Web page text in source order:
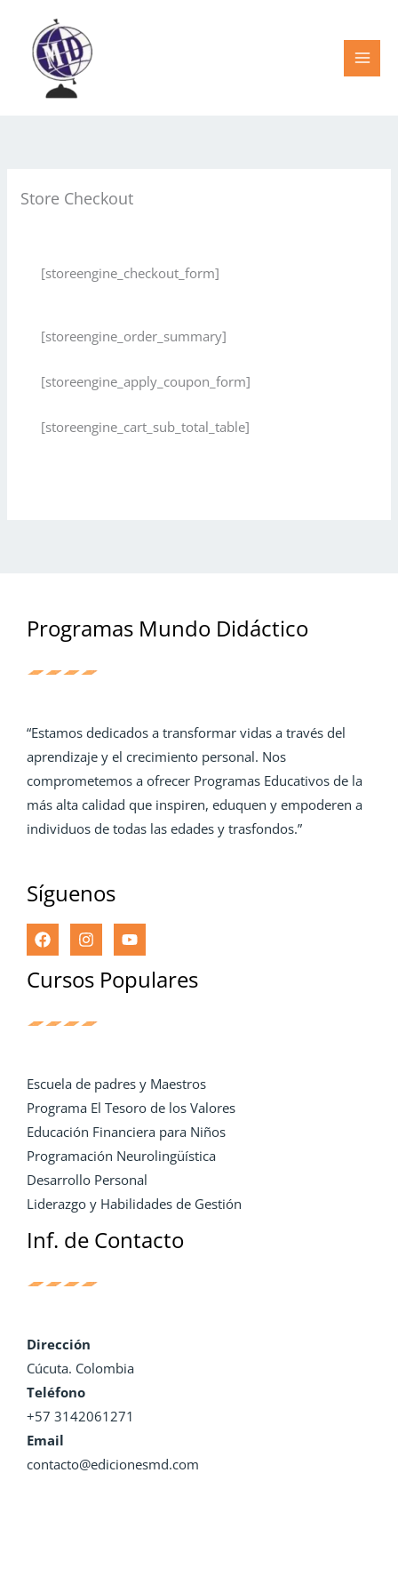
contenido
Store Checkout
[storeengine_checkout_form]
[storeengine_order_summary]
[storeengine_apply_coupon_form]
[storeengine_cart_sub_total_table]
Programas Mundo Didáctico
“Estamos dedicados a transformar vidas a través del
aprendizaje y el crecimiento personal. Nos
comprometemos a ofrecer Programas Educativos de la
más alta calidad que inspiren, eduquen y empoderen a
individuos de todas las edades y trasfondos.”
Síguenos
Cursos Populares
Escuela de padres y Maestros
Programa El Tesoro de los Valores
Educación Financiera para Niños
Programación Neurolingüística
Desarrollo Personal
Liderazgo y Habilidades de Gestión
Inf. de Contacto
Dirección
Cúcuta. Colombia
Teléfono
+57 3142061271
Email
contacto@edicionesmd.com